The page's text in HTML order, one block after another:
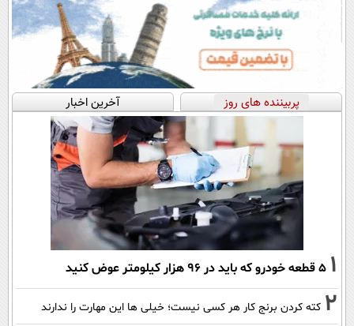
پربیننده های روز آخرین اخبار
1 ۵ قطعه خودرو که باید در ۹۶ هزار کیلومتر عوض کنید
2 کته کردن برنج کار هر کسی نیست؛ خیلی ها این مهارت را ندارند